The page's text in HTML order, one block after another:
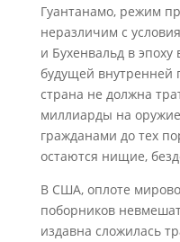
Гуантанамо, режим
неразличим с
и Бухенвальд в
будущей внутренней
страна не должна
миллиарды на
гражданами до тех
остаются нищие,
В США, оплоте
поборников
издавна сложилась